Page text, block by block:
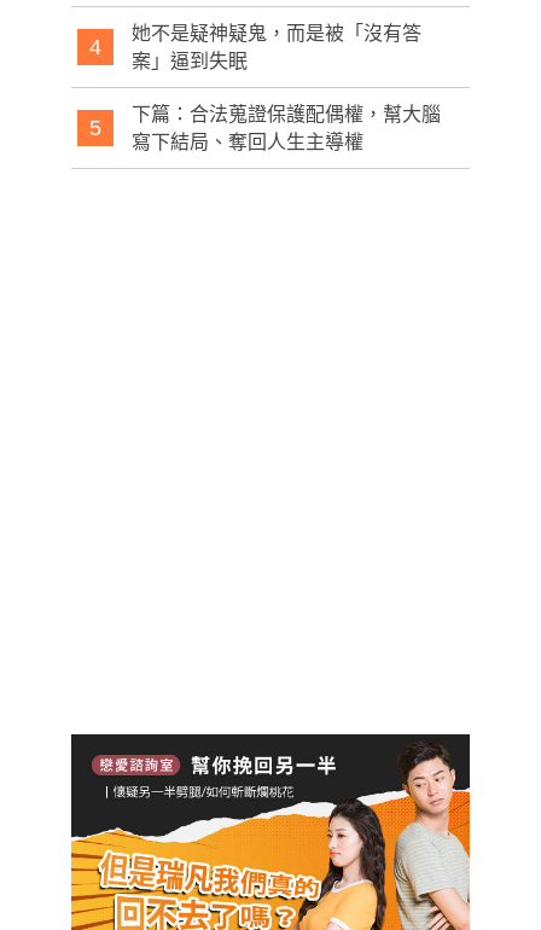
4
她不是疑神疑鬼，而是被「沒有答
案」逼到失眠
5
下篇：合法蒐證保護配偶權，幫大腦
寫下結局、奪回人生主導權